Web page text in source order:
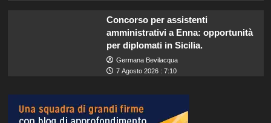
Concorso per assistenti
amministrativi a Enna: opportunità
per diplomati in Sicilia.
Germana Bevilacqua
7 Agosto 2026 : 7:10